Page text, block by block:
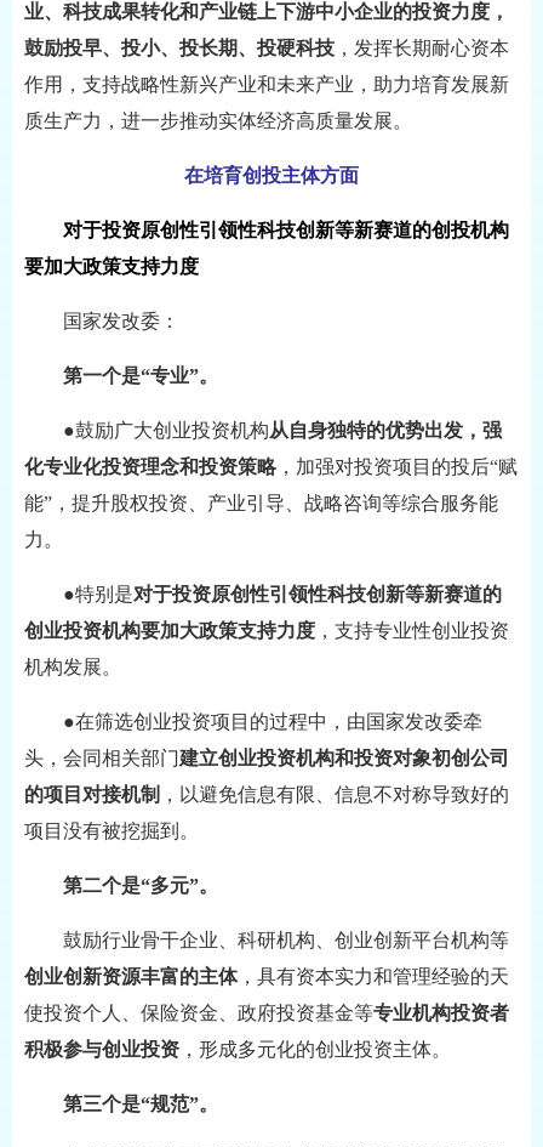
业、科技成果转化和产业链上下游中小企业的投资力度，
鼓励投早、投小、投长期、投硬科技 ，发挥长期耐心资本
作用，支持战略性新兴产业和未来产业，助力培育发展新
质生产力，进一步推动实体经济高质量发展。
在培育创投主体方面
对于投资原创性引领性科技创新等新赛道的创投机构
要加大政策支持力度
国家发改委：
第一个是“专业”。
●鼓励广大创业投资机构从自身独特的优势出发，强
化专业化投资理念和投资策略，加强对投资项目的投后“赋
能”，提升股权投资、产业引导、战略咨询等综合服务能
力。
●特别是对于投资原创性引领性科技创新等新赛道的
创业投资机构要加大政策支持力度 ，支持专业性创业投资
机构发展。
●在筛选创业投资项目的过程中，由国家发改委牵
头，会同相关部门建立创业投资机构和投资对象初创公司
的项目对接机制 ，以避免信息有限、信息不对称导致好的
项目没有被挖掘到。
第二个是“多元”。
鼓励行业骨干企业、科研机构、创业创新平台机构等
创业创新资源丰富的主体，具有资本实力和管理经验的天
使投资个人、保险资金、政府投资基金等专业机构投资者
积极参与创业投资 ，形成多元化的创业投资主体。
第三个是“规范”。